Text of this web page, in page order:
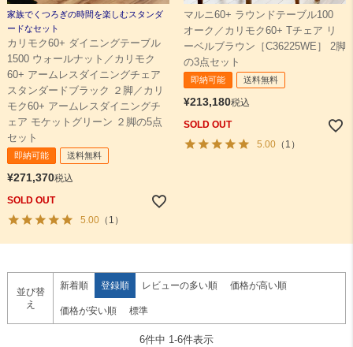
家族でくつろぎの時間を楽しむスタンダ
ードなセット
カリモク60+ ダイニングテーブル
1500 ウォールナット／カリモク
60+ アームレスダイニングチェア
スタンダードブラック ２脚／カリ
モク60+ アームレスダイニングチ
ェア モケットグリーン ２脚の5点
セット
即納可能 送料無料
¥271,370税込
SOLD OUT
5.00（1）
マルニ60+ ラウンドテーブル100
オーク／カリモク60+ Tチェア リ
ーベルブラウン［C36225WE］ 2脚
の3点セット
即納可能 送料無料
¥213,180税込
SOLD OUT
5.00（1）
並び替
え
新着順 登録順 レビューの多い順 価格が高い順
価格が安い順 標準
6件中 1-6件表示